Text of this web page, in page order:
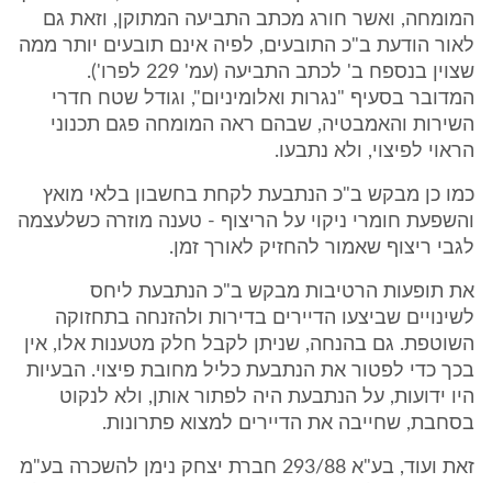
המומחה, ואשר חורג מכתב התביעה המתוקן, וזאת גם
לאור הודעת ב"כ התובעים, לפיה אינם תובעים יותר ממה
שצוין בנספח ב' לכתב התביעה (עמ' 229 לפרו').
המדובר בסעיף "נגרות ואלומיניום", וגודל שטח חדרי
השירות והאמבטיה, שבהם ראה המומחה פגם תכנוני
הראוי לפיצוי, ולא נתבעו.
כמו כן מבקש ב"כ הנתבעת לקחת בחשבון בלאי מואץ
והשפעת חומרי ניקוי על הריצוף - טענה מוזרה כשלעצמה
לגבי ריצוף שאמור להחזיק לאורך זמן.
את תופעות הרטיבות מבקש ב"כ הנתבעת ליחס
לשינויים שביצעו הדיירים בדירות ולהזנחה בתחזוקה
השוטפת. גם בהנחה, שניתן לקבל חלק מטענות אלו, אין
בכך כדי לפטור את הנתבעת כליל מחובת פיצוי. הבעיות
היו ידועות, על הנתבעת היה לפתור אותן, ולא לנקוט
בסחבת, שחייבה את הדיירים למצוא פתרונות.
זאת ועוד, בע"א 293/88 חברת יצחק נימן להשכרה בע"מ